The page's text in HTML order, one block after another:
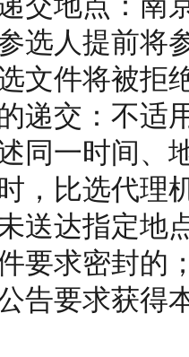
选人提前将
文件将被拒
递交：不适
同一时间、
，比选代理
送达指定地
要求密封的
告要求获得